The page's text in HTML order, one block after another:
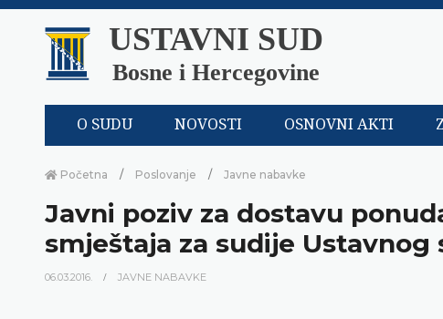
USTAVNI SUD
Bosne i Hercegovine
O SUDU NOVOSTI OSNOVNI AKTI
Početna Poslovanje Javne nabavke
Javni poziv za dostavu
smještaja za sudije Ustavnog
06.03.2016. JAVNE NABAVKE